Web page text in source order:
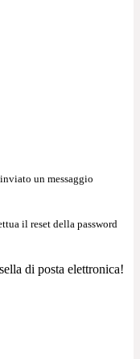
un messaggio
il reset della password
di posta elettronica!